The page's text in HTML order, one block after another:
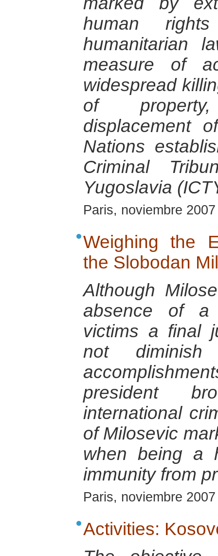
human
humanitarian
measure of
widespread
of
displacement
Nations
Criminal
Yugoslavia
Paris, noviembre 2007
Weighing the
the Slobodan
Although
absence of a
victims a final
not
president
international
of Milosevic
when being a
immunity from
Paris, noviembre 2007
Activities: